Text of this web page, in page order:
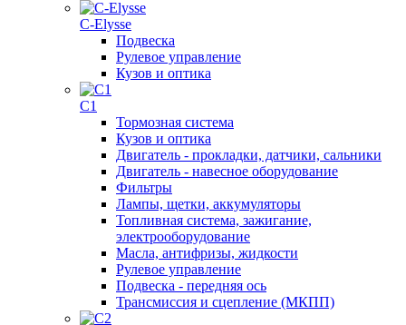
C-Elysse
Подвеска
Рулевое управление
Кузов и оптика
C1
Тормозная система
Кузов и оптика
Двигатель - прокладки, датчики, сальники
Двигатель - навесное оборудование
Фильтры
Лампы, щетки, аккумуляторы
Топливная система, зажигание,
электрооборудование
Масла, антифризы, жидкости
Рулевое управление
Подвеска - передняя ось
Трансмиссия и сцепление (МКПП)